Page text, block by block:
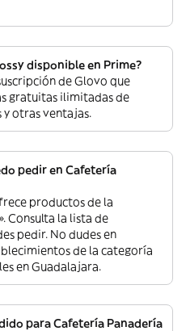
disponible en Prime?
de Glovo que
gratuitas ilimitadas de
y otras ventajas.
pedir en Cafetería
productos de la
Consulta la lista de
pedir. No dudes en
de la categoría
en Guadalajara.
para Cafetería Panadería